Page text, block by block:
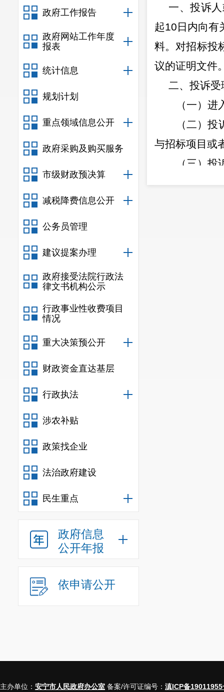
政府工作报告
政府网站工作年度
报表
统计信息
规划计划
重点领域信息公开
政府采购及购买服务
市级财政预决算
减税降费信息公开
公务员管理
建议提案办理
政府接受法院行政法
律文书机构公示
行政事业性收费项目
情况
重大决策预公开
财政资金直达基层
行政执法
涉农补贴
政策找企业
法治政府建设
民生重点
政府信息
公开年报
依申请公开
一、投诉
起10 日内向有
料。对招标投
议的证明文件
二、 投诉受
（一）
（二）
与招标项目或
（三）
1.投诉人
主办单位： 安宁市人民政府办公室 备案/许可证编号： 滇ICP备